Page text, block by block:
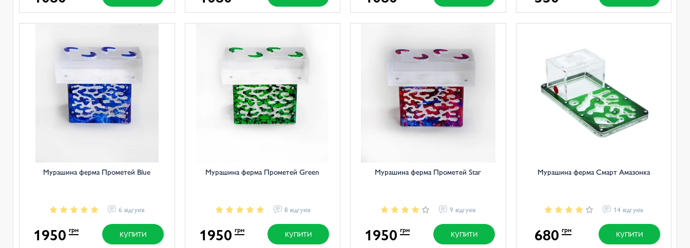
Мурашина ферма Прометей Blue
6 відгуків
1950 грн КУПИТИ
Мурашина ферма Прометей Green
8 відгуків
1950 грн КУПИТИ
Мурашина ферма Прометей Star
9 відгуків
1950 грн КУПИТИ
Мурашина ферма Смарт Амазонка
14 відгуків
680 грн КУПИТИ